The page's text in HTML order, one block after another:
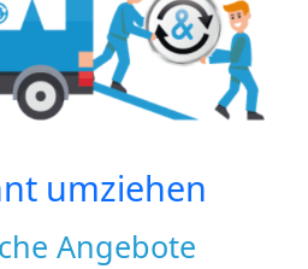
umziehen
Angebote